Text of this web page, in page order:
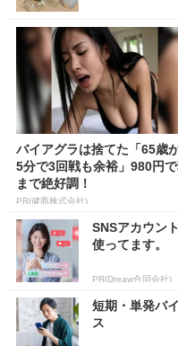
バイアグラは捨てた「65歳
5分で3回戦も余裕」980円
まで絶好調！
PR(健商株式会社)
SNSアカウン
使ってます。
PR(Dreaw合同会社)
短期・単発バ
ス